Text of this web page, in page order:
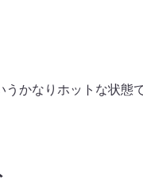
かなりホットな状態